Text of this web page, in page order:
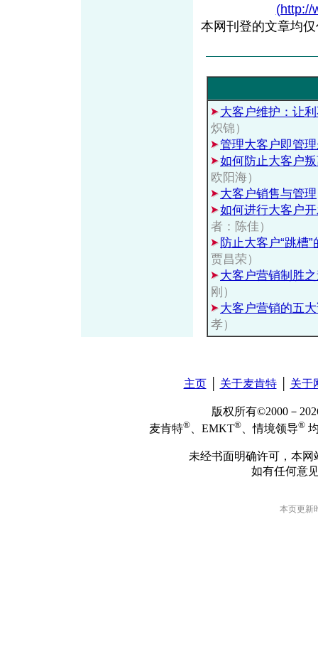
(http://
本网刊登的文章均
大客户维护：让
炽锦）
管理大客户即管
如何防止大客户
欧阳海）
大客户销售与管理
如何进行大客户
者：陈佳）
防止大客户“跳槽
贾昌荣）
大客户营销制胜
刚）
大客户营销的五
孝）
主页│ 关于麦肯特│ 关于
版权所有©2000－
麦肯特® 、EMKT® 、情境领导®
未经书面明确许可，本
如有任何意
本页更新